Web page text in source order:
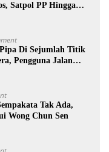
Satpol PP Hingga
Pipa Di Sejumlah Titik
Pengguna Jalan
Tak Ada,
Wong Chun Sen